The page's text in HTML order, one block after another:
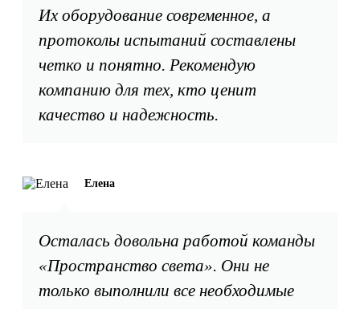
Их оборудование современное, а
протоколы испытаний составлены
четко и понятно. Рекомендую
компанию для тех, кто ценит
качество и надежность.
Осталась довольна работой команды
«Пространство света». Они не
только выполнили все необходимые
Елена